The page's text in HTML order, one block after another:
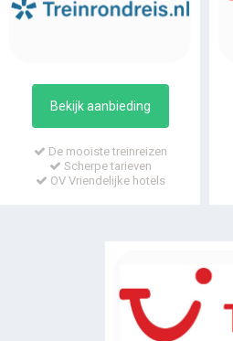
Bekijk aanbieding
De mooiste treinreizen
Scherpe tarieven
OV Vriendelijke hotels